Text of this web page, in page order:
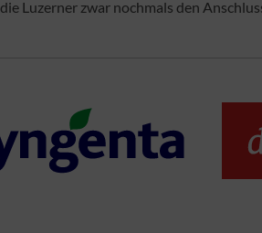
Luzerner zwar nochmals den